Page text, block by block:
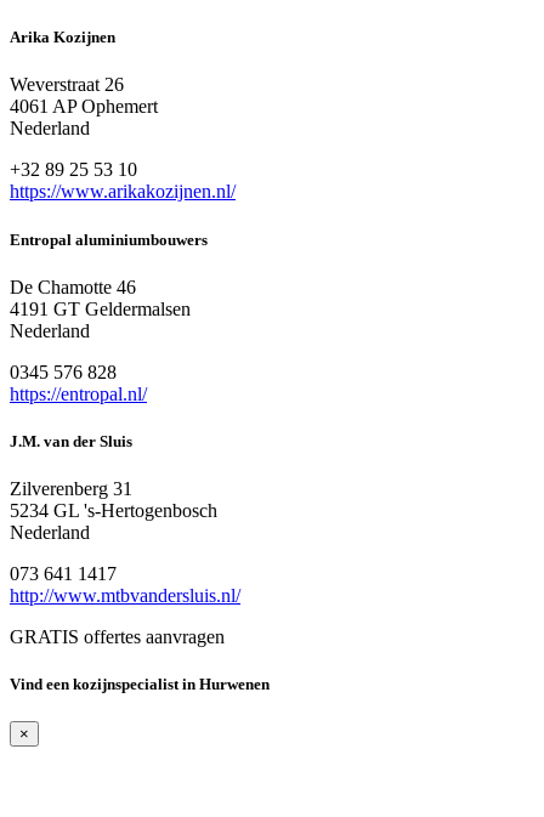
Arika Kozijnen
Weverstraat 26
4061 AP Ophemert
Nederland
+32 89 25 53 10
https://www.arikakozijnen.nl/
Entropal aluminiumbouwers
De Chamotte 46
4191 GT Geldermalsen
Nederland
0345 576 828
https://entropal.nl/
J.M. van der Sluis
Zilverenberg 31
5234 GL 's-Hertogenbosch
Nederland
073 641 1417
http://www.mtbvandersluis.nl/
GRATIS offertes aanvragen
Vind een kozijnspecialist in Hurwenen
×